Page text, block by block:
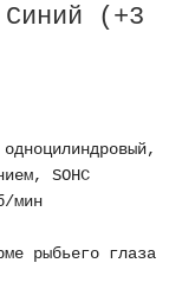
Синий (+3
SOHC
мин
рыбьего глаза